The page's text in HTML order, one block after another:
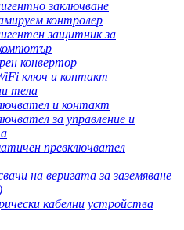
заключване
контролер
защитник за
конвертор
ключ и контакт
тела
и контакт
за управление и
превключвател
на веригата за заземяване
кабелни устройства